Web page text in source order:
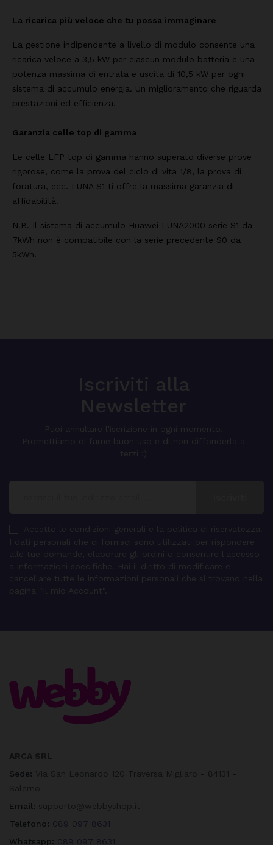
La ricarica più veloce che tu possa immaginare
La gestione indipendente a livello di modulo consente una
ricarica veloce a 3,5 kW per ciascun modulo batteria e una
potenza massima di entrata e uscita di 10,5 kW per ogni
sistema di accumulo energia. Un miglioramento che riguarda
prestazioni ed efficienza.
Garanzia celle top di gamma
Le celle LFP top di gamma hanno superato diverse prove
rigorose, come la prova del ciclo di vita 1/8, la prova di
foratura, ecc. LUNA S1 ti offre la massima garanzia di
affidabilità.
N.B. Il sistema di accumulo Huawei LUNA2000 serie S1 da
7kWh non è compatibile con la serie precedente S0 da
5kWh.
Iscriviti alla
Newsletter
Puoi annullare l'iscrizione in ogni momento.
Promettiamo di farne buon uso e di non diffonderla a
terzi :)
Accetto le condizioni generali e la politica di riservatezza
I dati personali che ci fornisci sono utilizzati per rispondere
alle tue domande, elaborare gli ordini o consentire l'accesso
a informazioni specifiche. Hai il diritto di modificare e
cancellare tutte le informazioni personali che si trovano nella
pagina "Il mio Account".
Sede:
Email:
Telefono: 089 097 8631
Whatsapp: 089 097 8631